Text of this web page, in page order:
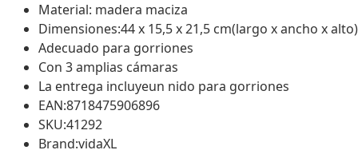
Material: madera maciza
Dimensiones:44 x 15,5 x 21,5 cm(largo x ancho x alto)
Adecuado para gorriones
Con 3 amplias cámaras
La entrega incluyeun nido para gorriones
EAN:8718475906896
SKU:41292
Brand:vidaXL